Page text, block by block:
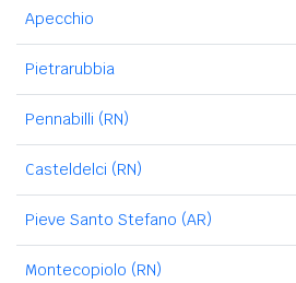
Apecchio
Pietrarubbia
Pennabilli (RN)
Casteldelci (RN)
Pieve Santo Stefano (AR)
Montecopiolo (RN)